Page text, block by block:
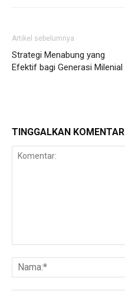
Artikel sebelumnya
Strategi Menabung yang
Efektif bagi Generasi Milenial
TINGGALKAN KOMENTAR